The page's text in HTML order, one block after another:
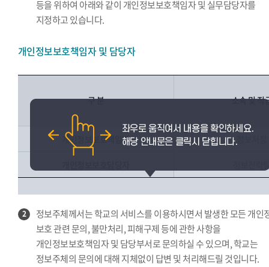
등을 위하여 아래와 같이 개인정보보호책임자 및 실무담당자를
지정하고 있습니다.
개인정보보호책임자 및 담당자
구 분 소속 및 직
개인정보보호책임자
2
정보주체께서는 학교의 서비스를 이용하시면서 발생한 모든 개인
보호 관련 문의, 불만처리, 피해구제 등에 관한 사항을
개인정보보호책임자 및 담당부서로 문의하실 수 있으며, 학교는
정보주체의 문의에 대해 지체없이 답변 및 처리해드릴 것입니다.